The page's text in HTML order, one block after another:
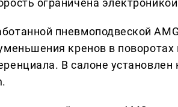
ограничена
пневмоподвеской
кренов в
В салоне